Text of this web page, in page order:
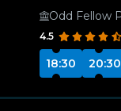
Odd Fellow
4.5
18:30 20:30